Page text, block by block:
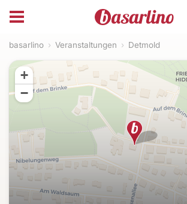
basarlino › Veranstaltungen › Detmold
+
−